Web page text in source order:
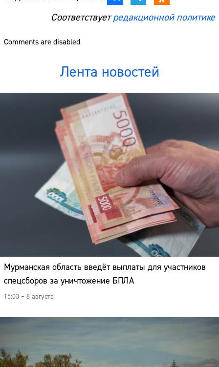
Соответствуетредакционной политике
Comments are disabled
Лента новостей
Мурманская область введёт выплаты для участников
спецсборов за уничтожение БПЛА
15:03 – 8 августа